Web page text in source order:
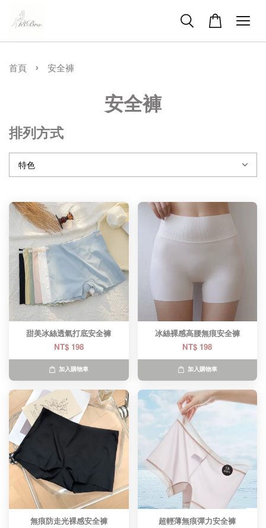
首頁 › 安全褲
安全褲
排列方式
甜美冰絲透氣打底安全褲
NT$ 198
加入購物車
冰絲裸感高腰無痕安全褲
NT$ 198
加入購物車
無痕防走光裸感安全褲 超輕薄無痕彈力安全褲